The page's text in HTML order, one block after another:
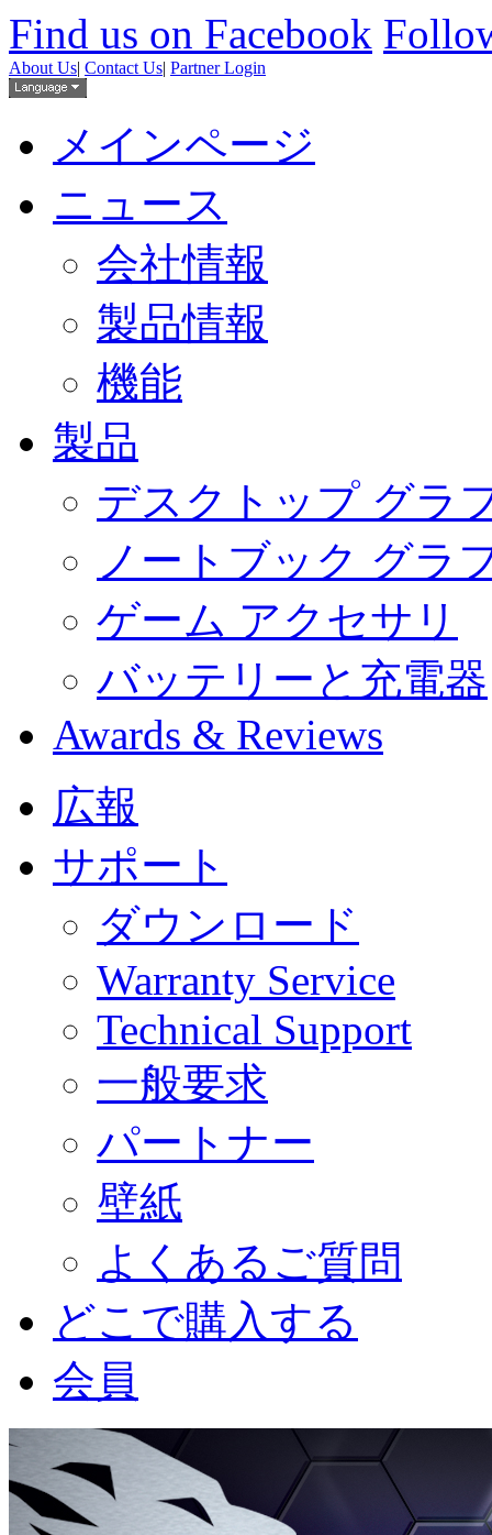
Find us on Facebook
About Us| Contact Us| Partner Login
メインページ
ニュース
会社情報
製品情報
機能
製品
デスクトップ グラ
ノートブック グラ
ゲーム アクセサリ
バッテリーと充電器
Awards & Reviews
広報
サポート
ダウンロード
Warranty Service
Technical Support
一般要求
パートナー
壁紙
よくあるご質問
どこで購入する
会員